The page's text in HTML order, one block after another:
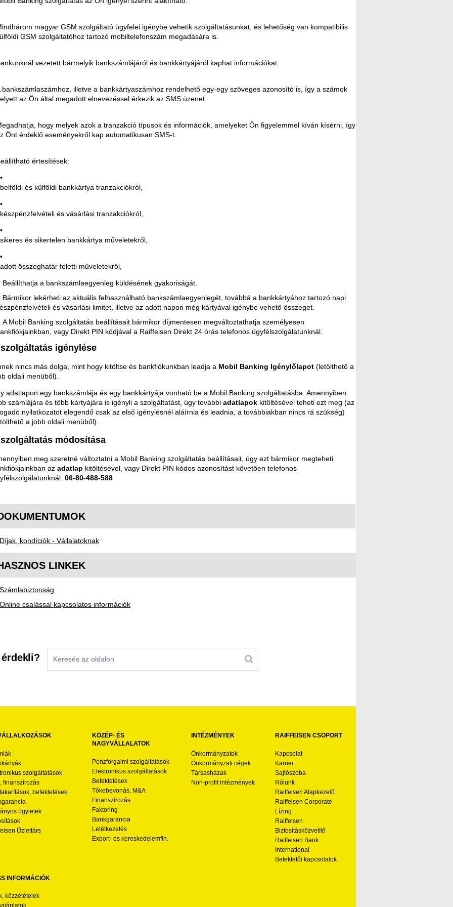
magyar GSM szolgáltató ügyfelei igénybe vehetik szolgáltatásunkat, és lehetőség van kompatibilis
GSM szolgáltatóhoz tartozó mobiltelefonszám megadására is.
vezetett bármelyik bankszámlájáról és bankkártyájáról kaphat információkat.
bankszámlaszámhoz, illetve a bankkártyaszámhoz rendelhető egy-egy szöveges azonosító is, így a számok
az Ön által megadott elnevezéssel érkezik az SMS üzenet.
hogy melyek azok a tranzakció típusok és információk, amelyeket Ön figyelemmel kíván kísérni, így
Önt érdeklő eseményekről kap automatikusan SMS-t.
értesítések:
belföldi és külföldi bankkártya tranzakciókról,
készpénzfelvételi és vásárlási tranzakciókról,
sikeres és sikertelen bankkártya műveletekről,
adott összeghatár feletti műveletekről,
Beállíthatja a bankszámlaegyenleg küldésének gyakoriságát.
Bármikor lekérheti az aktuális felhasználható bankszámlaegyenlegét, továbbá a bankkártyához tartozó napi
és vásárlási limitet, illetve az adott napon még kártyával igénybe vehető összeget.
A Mobil Banking szolgáltatás beállításait bármikor díjmentesen megváltoztathatja személyesen
vagy Direkt PIN kódjával a Raiffeisen Direkt 24 órás telefonos ügyfélszolgálatunknál.
igénylése
nincs más dolga, mint hogy kitöltse és bankfiókunkban leadja a Mobil Banking Igénylőlapot (letölthető a
oldali menüből).
adatlapon egy bankszámlája és egy bankkártyája vonható be a Mobil Banking szolgáltatásba. Amennyiben
számlájára és több kártyájára is igényli a szolgáltatást, úgy további adatlapok kitöltésével teheti ezt meg (az
nyilatkozatot elegendő csak az első igénylésnél aláírnia és leadnia, a továbbiakban nincs rá szükség)
a jobb oldali menüből).
módosítása
meg szeretné változtatni a Mobil Banking szolgáltatás beállításait, úgy ezt bármikor megteheti
az adatlap kitöltésével, vagy Direkt PIN kódos azonosítást követően telefonos
06-80-488-588
Díjak, kondíciók - Vállalatoknak
LINKEK
Számlabiztonság
Online csalással kapcsolatos információk
szolgáltatások
finanszírozás
befektetések
ügyletek
Üzlettárs
KÖZÉP- ÉS
NAGYVÁLLALATOK
Pénzforgalmi szolgáltatások
Elektronikus szolgáltatások
Befektetések
Tőkebevonás, M&A
Finanszírozás
Faktoring
Bankgarancia
Letétkezelés
Export- és kereskedelemfin.
INTÉZMÉNYEK
Önkormányzatok
Önkormányzati cégek
Társasházak
Non-profit intézmények
RAIFFEISEN CSOPORT
Kapcsolat
Karrier
Sajtószoba
Rólunk
Raiffeisen Alapkezelő
Raiffeisen Corporate
Lízing
Raiffeisen
Biztosításközvetítő
Raiffeisen Bank
International
Befektetői kapcsolatok
INFORMÁCIÓK
közzétételek